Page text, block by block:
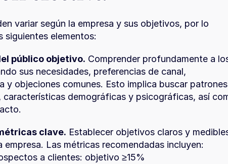
variar según la empresa y sus objetivos, por lo
siguientes elementos:
público objetivo. Comprender profundamente a
sus necesidades, preferencias de canal,
y objeciones comunes. Esto implica buscar patrones
características demográficas y psicográficas, así
clave. Establecer objetivos claros y
empresa. Las métricas recomendadas incluyen:
a clientes: objetivo ≥15%